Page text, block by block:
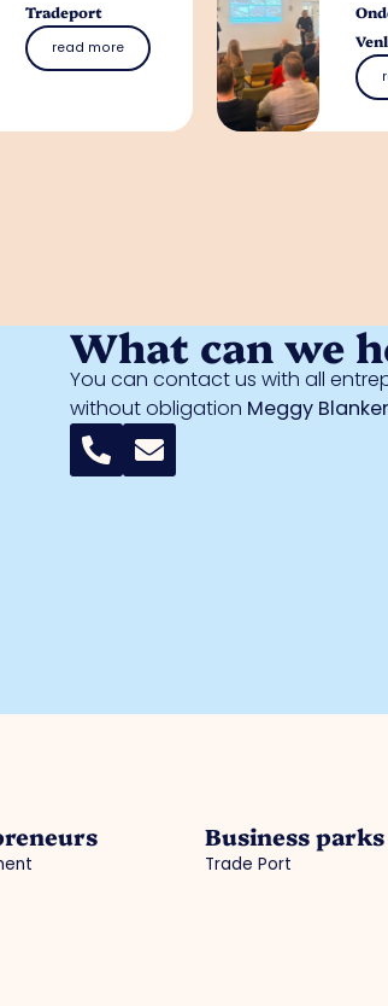
Tradeport
read more
What can we
You can contact us with all
without obligation Meggy
Business parks
Trade Port